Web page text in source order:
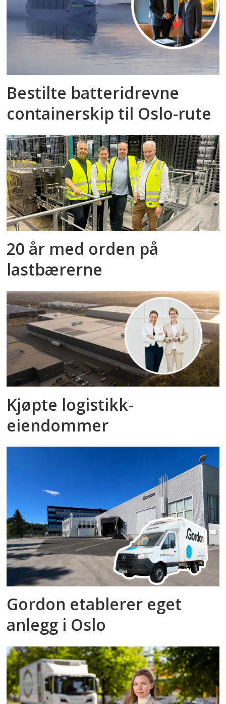
Bestilte batteridrevne
containerskip til Oslo-rute
20 år med orden på
lastbærerne
Kjøpte logistikk­
eiendommer
Gordon etablerer eget
anlegg i Oslo